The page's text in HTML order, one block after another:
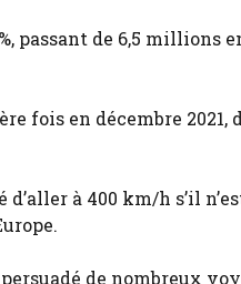
passant de 6,5 millions
en décembre 2021,
à 400 km/h s’il
de nombreux